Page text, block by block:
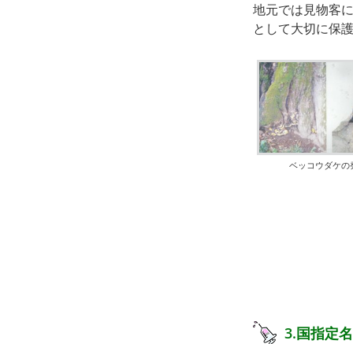
地元では見物客
として大切に保
ベッコウダケの
3.国指定